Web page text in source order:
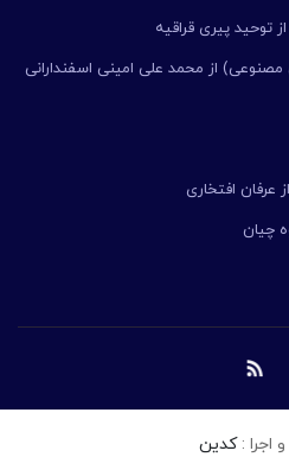
توحید پیری قراقیه
از محمد علی امینی اسفندارانی
عرفان افتخاری
چیان
اجرا :کدین